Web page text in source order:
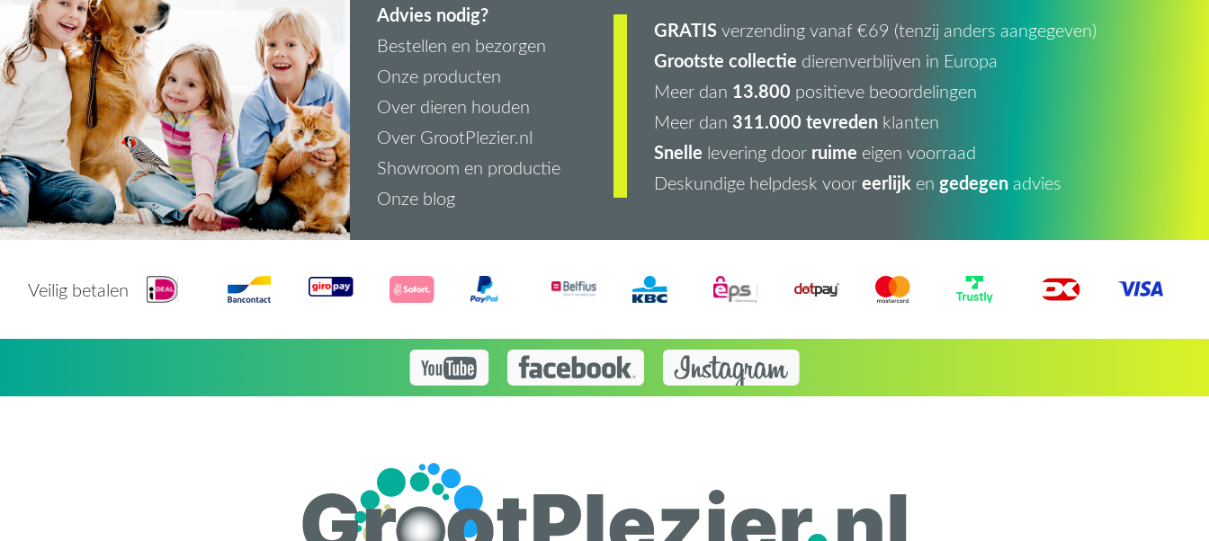
Advies nodig?
Bestellen en bezorgen
Onze producten
Over dieren houden
Over GrootPlezier.nl
Showroom en productie
Onze blog
GRATISverzending vanaf €69 (tenzij anders aangegeven)
Grootste collectie dierenverblijven in Europa
Meer dan 13.800 positieve beoordelingen
Meer dan 311.000 tevredenklanten
Snelle levering door ruime eigen voorraad
Deskundige helpdesk vooreerlijken gedegenadvies
Veilig betalen